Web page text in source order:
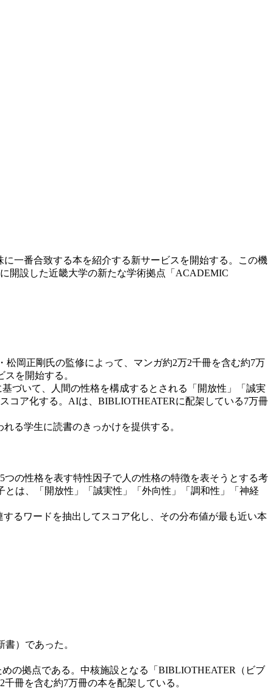
一番合致する本を紹介する新サービスを開始する。この機
開設した近畿大学の新たな学術拠点「ACADEMIC
岡正剛氏の監修によって、マンガ約2万2千冊を含む約7万
を開始する。
づいて、人間の性格を構成するとされる「開放性」「誠実
コア化する。AIは、BIBLIOTHEATERに配架している7万冊
る学生に読書のきっかけを提供する。
の性格を表す特性因子で人の性格の特徴を表そうとする考
は、「開放性」「誠実性」「外向性」「調和性」「神経
るワードを抽出してスコア化し、その分布値が最も近い本
）であった。
の拠点である。中核施設となる「BIBLIOTHEATER（ビブ
冊を含む約7万冊の本を配架している。